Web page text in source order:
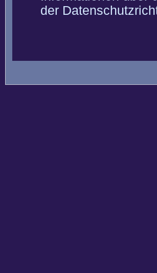
der